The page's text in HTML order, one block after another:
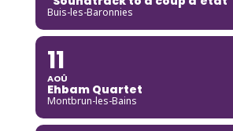
Buis-les-Baronnies
11
AOÛ
Ehbam Quartet
Montbrun-les-Bains